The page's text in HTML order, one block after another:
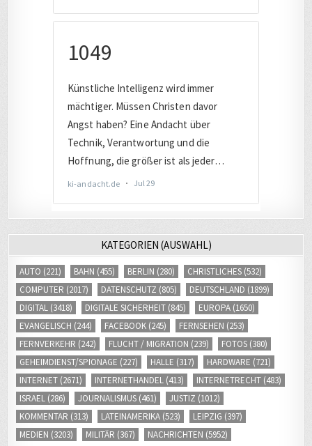
KATEGORIEN (AUSWAHL)
AUTO (221) BAHN (455) BERLIN (280) CHRISTLICHES (532)
COMPUTER (2017) DATENSCHUTZ (805) DEUTSCHLAND (1899)
DIGITAL (3418) DIGITALE SICHERHEIT (845) EUROPA (1650)
EVANGELISCH (244) FACEBOOK (245) FERNSEHEN (253)
FERNVERKEHR (242) FLUCHT / MIGRATION (239) FOTOS (380)
GEHEIMDIENST/SPIONAGE (227) HALLE (317) HARDWARE (721)
INTERNET (2671) INTERNETHANDEL (413) INTERNETRECHT (483)
ISRAEL (286) JOURNALISMUS (461) JUSTIZ (1012)
KOMMENTAR (313) LATEINAMERIKA (523) LEIPZIG (397)
MEDIEN (3203) MILITÄR (367) NACHRICHTEN (5952)